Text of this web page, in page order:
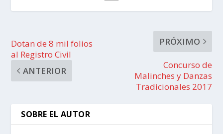
Dotan de 8 mil folios
al Registro Civil
ANTERIOR
PRÓXIMO
Concurso de
Malinches y Danzas
Tradicionales 2017
SOBRE EL AUTOR